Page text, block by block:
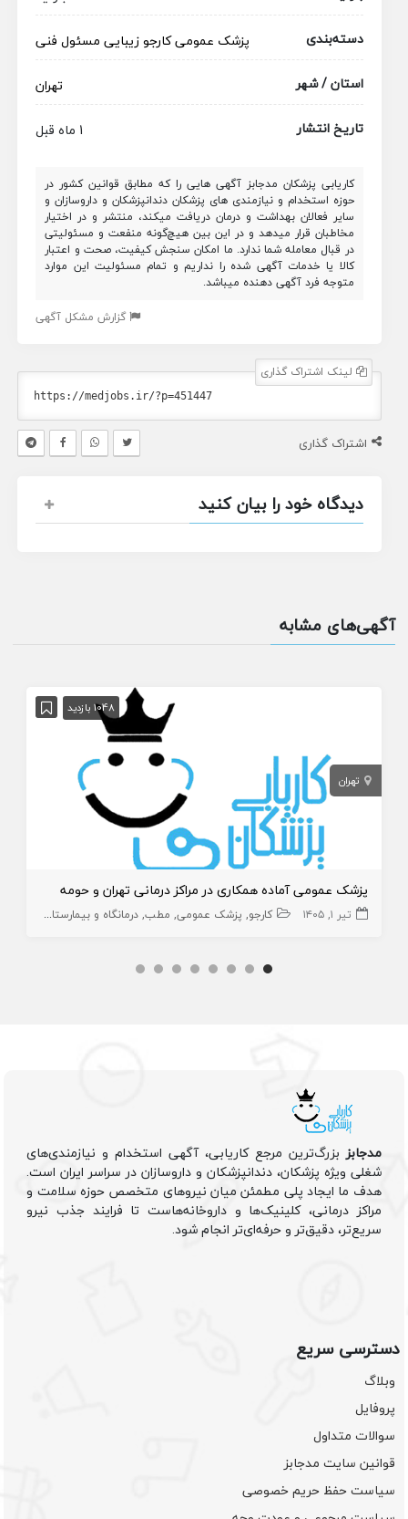
دسته‌بندی
پزشک عمومیکارجوزیبایی مسئول فنی
استان / شهر
تهران
تاریخ انتشار
1 ماه قبل
کاریابی پزشکان مدجابز آگهی هایی را که مطابق قوانین کشور در
حوزه استخدام و نیازمندی های پزشکان دندانپزشکان و داروسازان و
سایر فعالان بهداشت و درمان دریافت میکند، منتشر و در اختیار
مخاطبان قرار میدهد و در این بین هیچ‌گونه منفعت و مسئولیتی
در قبال معامله شما ندارد. ما امکان سنجش کیفیت، صحت و اعتبار
کالا یا خدمات آگهی شده را نداریم و تمام مسئولیت این موارد
متوجه فرد آگهی دهنده میباشد.
گزارش مشکل آگهی
لینک اشتراک گذاری
اشتراک گذاری
دیدگاه خود را بیان کنید
آگهی‌های مشابه
1048 بازدید
تهران
پزشک عمومی آماده همکاری در مراکز درمانی تهران و حومه
تیر ۱, ۱۴۰۵ کارجو پزشک عمومی مطب درمانگاه و بیمارستان
مدجابزبزرگ‌ترین مرجع کاریابی، آگهی استخدام و نیازمندی‌های
شغلی ویژه پزشکان، دندانپزشکان و داروسازان در سراسر ایران است.
هدف ما ایجاد پلی مطمئن میان نیروهای متخصص حوزه سلامت و
مراکز درمانی، کلینیک‌ها و داروخانه‌هاست تا فرایند جذب نیرو
سریع‌تر، دقیق‌تر و حرفه‌ای‌تر انجام شود.
دسترسی سریع
وبلاگ
پروفایل
سوالات متداول
قوانین سایت مدجابز
سیاست حفظ حریم خصوصی